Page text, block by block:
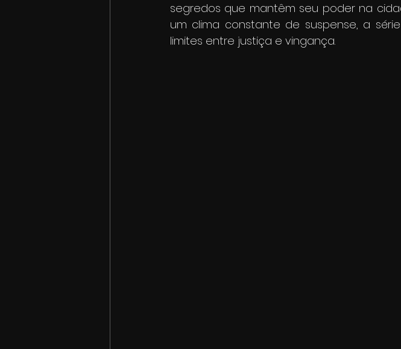
segredos que mantêm seu poder na
um clima constante de suspense, a
limites entre justiça e vingança.